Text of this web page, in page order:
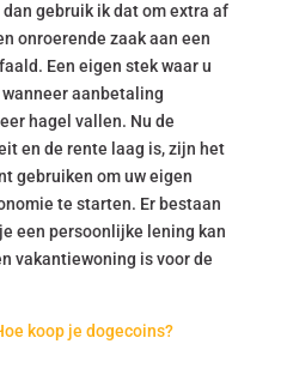
gebruik ik dat om extra af
onroerende zaak aan een
Een eigen stek waar u
aanbetaling
hagel vallen. Nu de
en de rente laag is, zijn het
gebruiken om uw eigen
te starten. Er bestaan
een persoonlijke lening kan
vakantiewoning is voor de
koop je dogecoins?